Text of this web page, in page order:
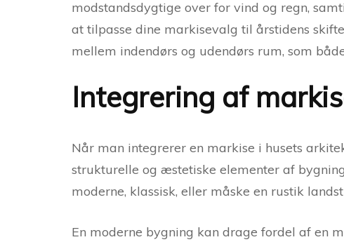
modstandsdygtige over for vind og regn,
at tilpasse dine markisevalg til årstidens
mellem indendørs og udendørs rum, som
Integrering af
Når man integrerer en markise i husets
strukturelle og æstetiske elementer af
moderne, klassisk, eller måske en rustik
En moderne bygning kan drage fordel af en